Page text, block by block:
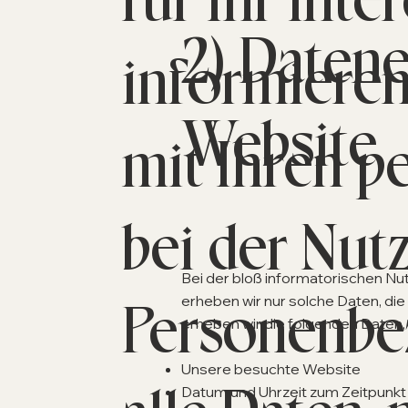
mit Ihren
bei der
2)
Website
Bei der bloß informatorischen
erheben wir nur solche Daten,
erheben wir die folgenden
Unsere besuchte Website
Datum und Uhrzeit zum